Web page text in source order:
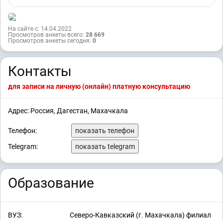
На сайте с: 14.04.2022
Просмотров анкеты всего: 28 669
Просмотров анкеты сегодня: 0
Контакты
для записи на личную (онлайн) платную консультацию
Адрес: Россия, Дагестан, Махачкала
Телефон:
показать телефон
Telegram:
показать telegram
Образование
ВУЗ:
Северо-Кавказский (г. Махачкала) филиал